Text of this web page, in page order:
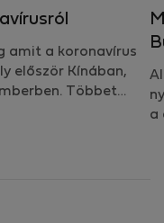
amit a koronavírus
először Kínában,
Többet…
a